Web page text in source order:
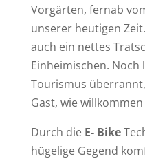
Vorgärten, fernab
unserer heutigen
auch ein nettes
Einheimischen. Noch
Tourismus
Gast, wie
Durch die E- Bike
hügelige Gegend